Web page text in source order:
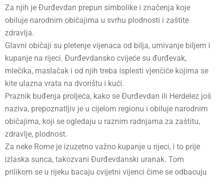
Za njih je Đurđevdan prepun simbolike i značenja koje
obiluje narodnim običajima u svrhu plodnosti i zaštite
zdravlja.
Glavni običaji su pletenje vijenaca od bilja, umivanje biljem i
kupanje na rijeci. Đurđevdansko cvijeće su đurđevak,
mlečika, maslačak i od njih treba isplesti vjenčiće kojima se
kite ulazna vrata na dvorištu i kući.
Praznik buđenja proljeća, kako se Đurđevdan ili Herdelez još
naziva, prepoznatljiv je u cijelom regionu i obiluje narodnim
običajima, koji se ogledaju u raznim radnjama za zaštitu,
zdravlje, plodnost.
Za neke Rome je izuzetno važno kupanje u rijeci, i to prije
izlaska sunca, takozvani Đurđevdanski uranak. Tom
prilikom se u rijeku bacaju cvijetni vijenci čime se odbacuju